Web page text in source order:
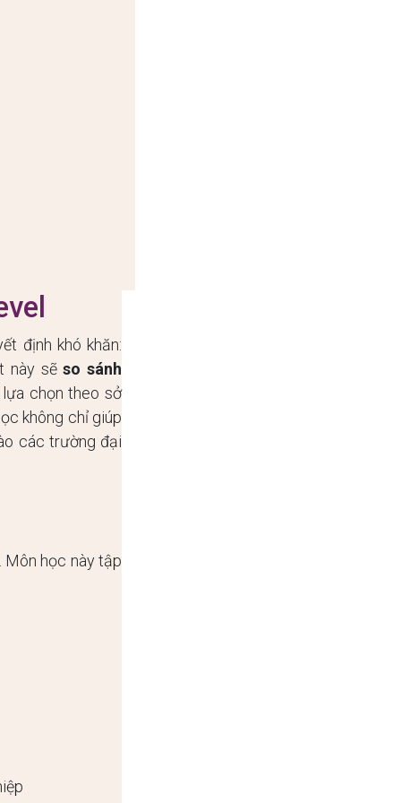
định khó khăn:
này sẽso sánh
chọn theo sở
không chỉ giúp
các trường đại
Môn học này tập